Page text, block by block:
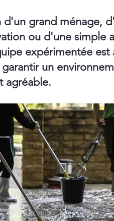
d'un grand ménage,
ou d'une simple
expérimentée est
un
agréable.